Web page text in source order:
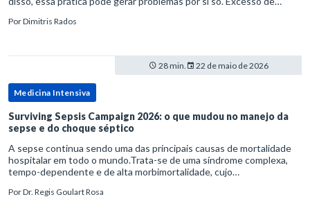
PorDimitris Rados
28 min. 22 de maio de 2026
Medicina Intensiva
Surviving Sepsis Campaign 2026: o que mudou no manejo da
sepse e do choque séptico
A sepse continua sendo uma das principais causas de mortalidade
hospitalar em todo o mundo.Trata-se de uma síndrome complexa,
tempo-dependente e de alta morbimortalidade, cujo
para o desfe
PorDr. Regis Goulart Rosa